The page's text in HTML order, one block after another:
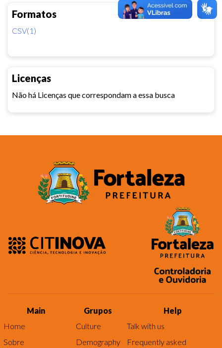
Formatos
CSV(1)
Licenças
Não há Licenças que correspondam a essa busca
Main
Home
Sobre
Grupos
Culture
Demography
Help
Talk with us
Frequently asked